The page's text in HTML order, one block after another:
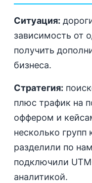
Ситуация:
зависимость от
получить
бизнеса.
Стратегия:
плюс трафик на
оффером и
несколько
разделили по
подключили
аналитикой.